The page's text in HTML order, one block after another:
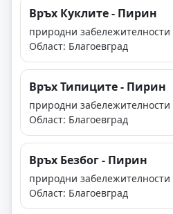
Връх Куклите - Пирин
природни забележителности
Област: Благоевград
Връх Типиците - Пирин
природни забележителности
Област: Благоевград
Връх Безбог - Пирин
природни забележителности
Област: Благоевград